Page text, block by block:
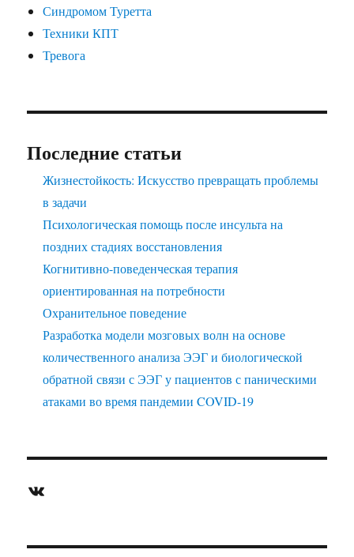
Синдромом Туретта
Техники КПТ
Тревога
Последние статьи
Жизнестойкость: Искусство превращать проблемы
в задачи
Психологическая помощь после инсульта на
поздних стадиях восстановления
Когнитивно-поведенческая терапия
ориентированная на потребности
Охранительное поведение
Разработка модели мозговых волн на основе
количественного анализа ЭЭГ и биологической
обратной связи с ЭЭГ у пациентов с паническими
атаками во время пандемии COVID-19
ВКонтакте